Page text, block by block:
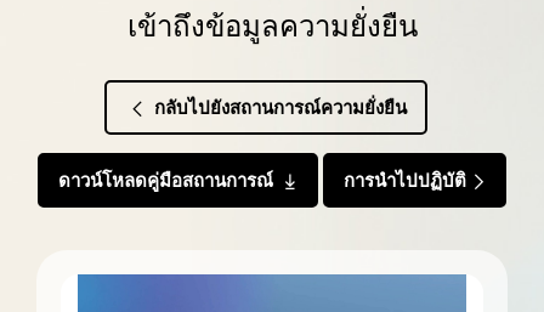
เข้าถึงข้อมูลความยั่งยืน
กลับไปยังสถานการณ์ความยั่งยืน
ดาวน์โหลดคู่มือสถานการณ์ การนำไปปฏิบัติ